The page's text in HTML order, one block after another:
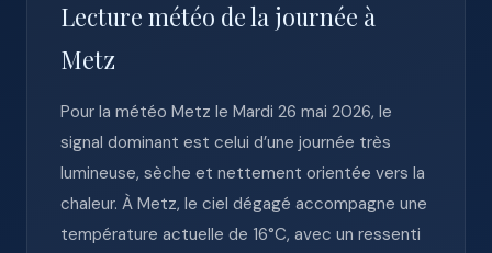
Lecture météo de la journée à
Metz
Pour la météo Metz le Mardi 26 mai 2026, le
signal dominant est celui d’une journée très
lumineuse, sèche et nettement orientée vers la
chaleur. À Metz, le ciel dégagé accompagne une
température actuelle de 16°C, avec un ressenti